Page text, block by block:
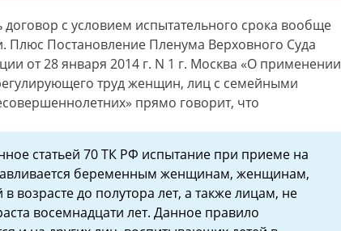
с условием испытательного срока вообще
Плюс Постановление Пленума Верховного Суда
от 28 января 2014 г. N 1 г. Москва «О применении
труд женщин, лиц с семейными
прямо говорит, что
статьей 70 ТК РФ испытание при приеме на
беременным женщинам, женщинам,
возрасте до полутора лет, а также лицам, не
восемнадцати лет. Данное правило